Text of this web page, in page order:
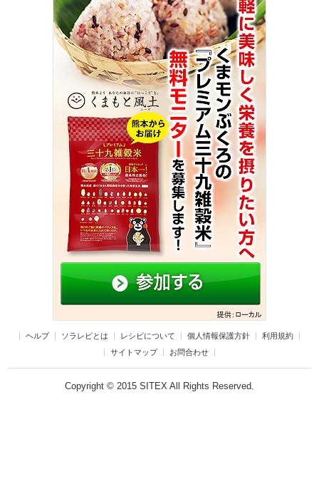
ヘルプ ソラレピとは レシピについて 個人情報保護方針
利用規約
サイトマップ
お問合わせ
Copyright © 2015 SITEX All Rights Reserved.